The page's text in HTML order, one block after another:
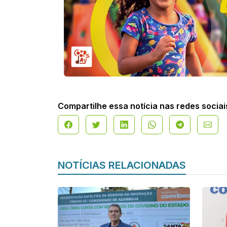
Compartilhe essa notícia nas redes
NOTÍCIAS RELACIONADAS